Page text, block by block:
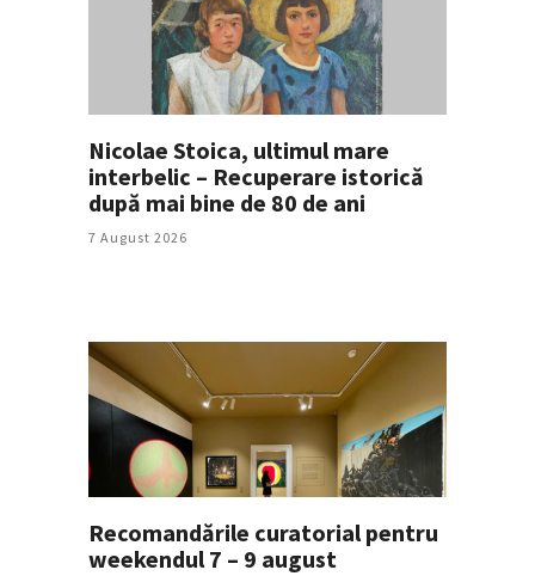
Nicolae Stoica, ultimul mare
interbelic – Recuperare istorică
după mai bine de 80 de ani
7 August 2026
Recomandările curatorial pentru
weekendul 7 – 9 august